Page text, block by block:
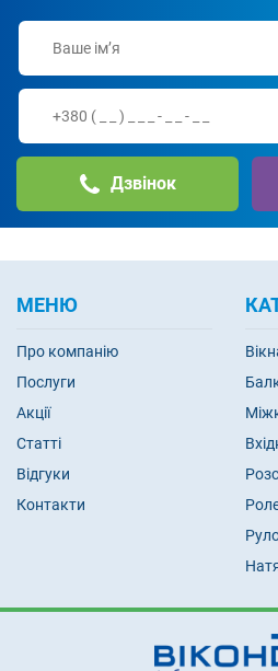
Дзвінок
МЕНЮ
Про компанію
Послуги
Акції
Статті
Відгуки
Контакти